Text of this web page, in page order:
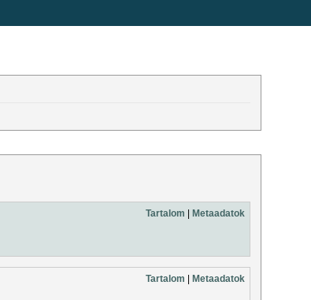
Tartalom | Metaadatok
Tartalom | Metaadatok